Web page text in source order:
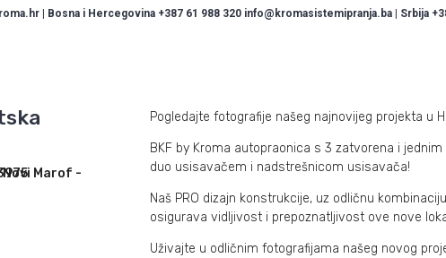
| Bosna i Hercegovina +387 61 988 320 info@kromasistemipranja.ba | Srbija
Pogledajte fotografije našeg najnovijeg projekta u
BKF by Kroma autopraonica s 3 zatvorena i
duo usisavačem i nadstrešnicom usisavača!
Naš PRO dizajn konstrukcije, uz odličnu
osigurava vidljivost i prepoznatljivost ove nove
Uživajte u odličnim fotografijama našeg novog